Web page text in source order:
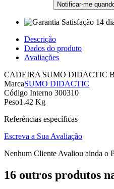
Notificar-me
Descrição
Dados do produto
Avaliações
CADEIRA SUMO DIDACTIC
MarcaSUMO DIDACTIC
Código Interno 300310
Peso1.42 Kg
Referências específicas
Escreva a Sua Avaliação
Nenhum Cliente Avaliou ainda o
16 outros produtos